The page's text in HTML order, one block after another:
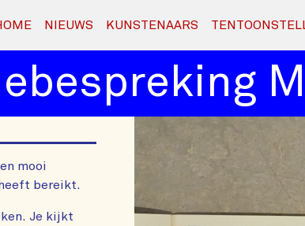
NIEUWS KUNSTENAARS
mooi
bereikt.
Je kijkt